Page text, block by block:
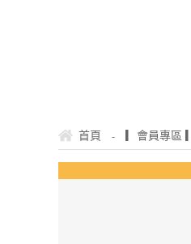
首頁 - ▎會員專區 ▎